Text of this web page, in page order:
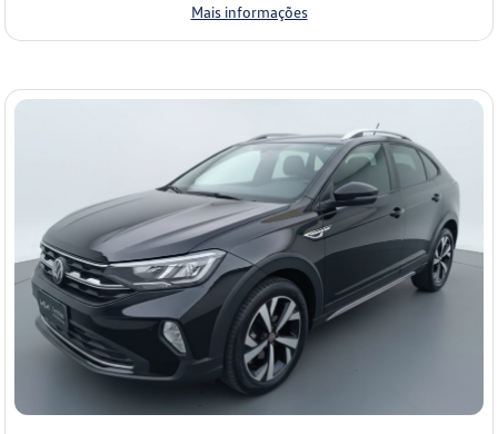
Mais informações